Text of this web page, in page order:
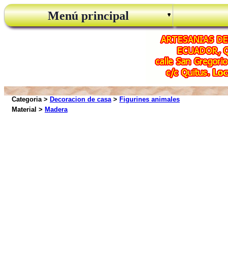
Menú principal
Categoria > Decoracion de casa> Figurines animales
Material > Madera